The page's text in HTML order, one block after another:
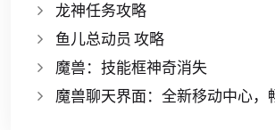
龙神任务攻略
鱼儿总动员 攻略
魔兽：技能框神奇消失
魔兽聊天界面：全新移动中心，